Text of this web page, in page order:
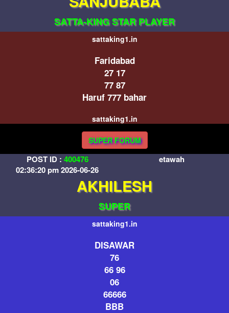
SATTA-KING STAR PLAYER
sattaking1.in
Faridabad
27 17
77 87
Haruf 777 bahar
sattaking1.in
SUPER FORUM
POST ID : 400476
02:36:20 pm 2026-06-26
etawah
AKHILESH
SUPER
sattaking1.in
DISAWAR
76
66 96
06
66666
BBB